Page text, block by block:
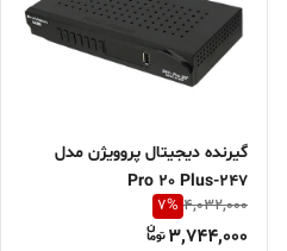
گیرنده دیجیتال پروویژن مدل
247-Pro 20 Plus
4,032,000
7%
3,744,000